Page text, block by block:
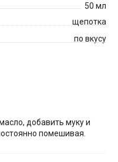
50 мл
щепотка
по вкусу
добавить муку и
помешивая.